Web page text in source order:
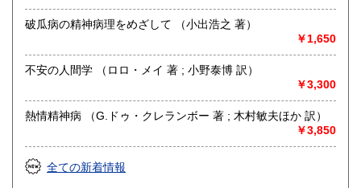
破瓜病の精神病理をめざして （小出浩之 著）
￥1,650
不安の人間学 （ロロ・メイ 著 ; 小野泰博 訳）
￥3,300
熱情精神病 （G.ドゥ・クレランボー 著 ; 木村敏夫ほか 訳）
￥3,850
全ての新着情報